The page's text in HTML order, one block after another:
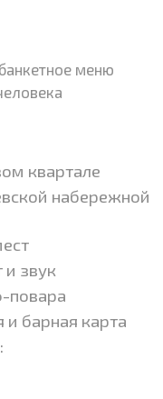
меню
квартале
набережной
звук
повара
и барная карта